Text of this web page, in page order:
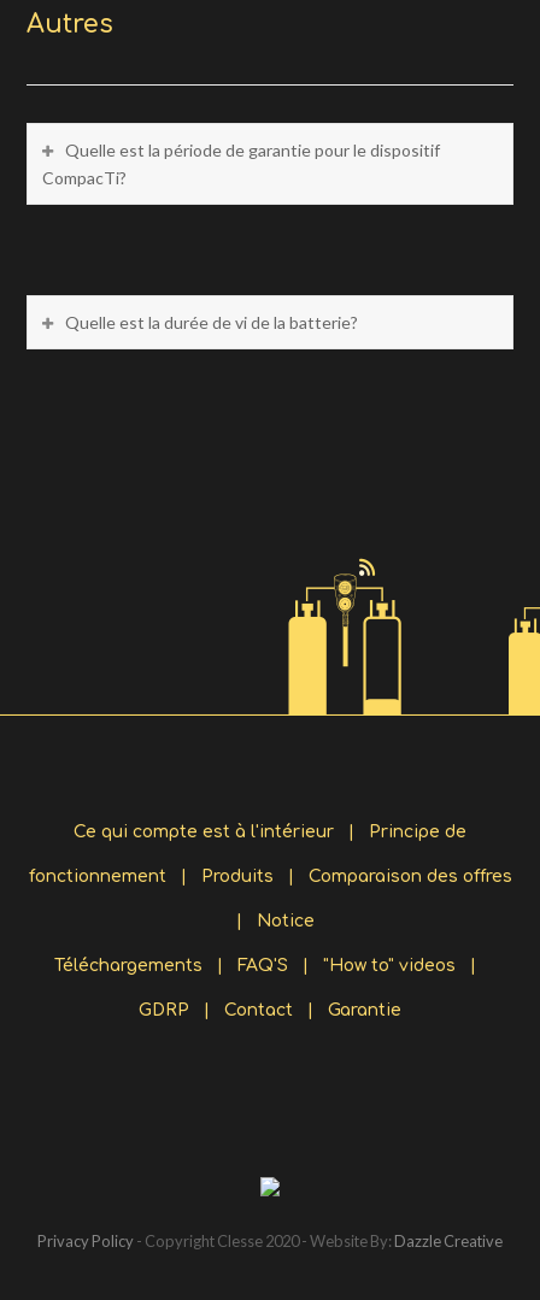
Autres
Quelle est la période de garantie pour le dispositif
CompacTi?
Quelle est la durée de vi de la batterie?
Ce qui compte est à l'intérieur Principe de
fonctionnement Produits Comparaison des offres
Notice
Téléchargements FAQ'S "How to" videos
GDRP Contact Garantie
Privacy Policy- Copyright Clesse 2020 - Website By: Dazzle Creative